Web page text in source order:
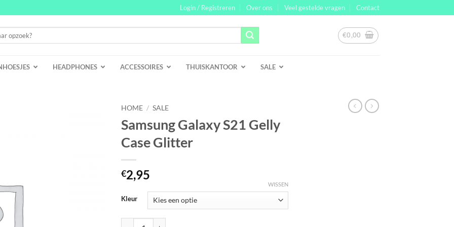
Login / Registreren Over ons Veel gestelde vragen Contact
€0,00
HEADPHONES ACCESSOIRES THUISKANTOOR SALE
HOME / SALE
Samsung Galaxy S21 Gelly
Case Glitter
€2,95
Kleur
WISSEN